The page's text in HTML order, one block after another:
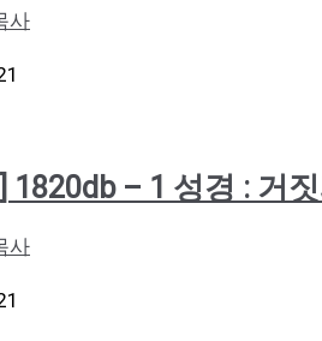
사
1820db – 1 성경 : 거
사